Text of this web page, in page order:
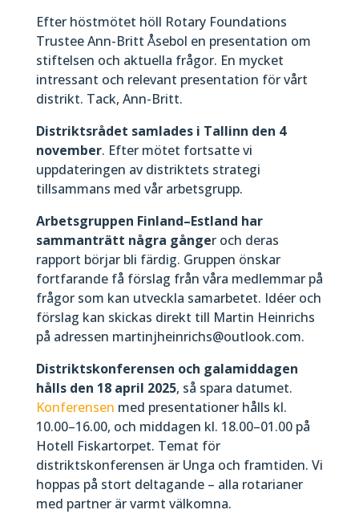
Efter höstmötet höll Rotary Foundations
Trustee Ann-Britt Åsebol en presentation om
stiftelsen och aktuella frågor. En mycket
intressant och relevant presentation för vårt
distrikt. Tack, Ann-Britt.
Distriktsrådet samlades i Tallinn den 4
november. Efter mötet fortsatte vi
uppdateringen av distriktets strategi
tillsammans med vår arbetsgrupp.
Arbetsgruppen Finland–Estland har
sammanträtt några gånger och deras
rapport börjar bli färdig. Gruppen önskar
fortfarande få förslag från våra medlemmar på
frågor som kan utveckla samarbetet. Idéer och
förslag kan skickas direkt till Martin Heinrichs
på adressen martinjheinrichs@outlook.com.
Distriktskonferensen och galamiddagen
hålls den 18 april 2025, så spara datumet.
Konferensen med presentationer hålls kl.
10.00–16.00, och middagen kl. 18.00–01.00 på
Hotell Fiskartorpet. Temat för
distriktskonferensen är Unga och framtiden. Vi
hoppas på stort deltagande – alla rotarianer
med partner är varmt välkomna.